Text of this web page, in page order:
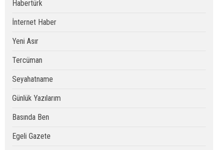
Habertürk
İnternet Haber
Yeni Asır
Tercüman
Seyahatname
Günlük Yazılarım
Basında Ben
Egeli Gazete